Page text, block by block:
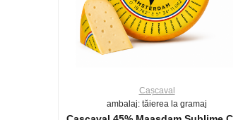
Cașcaval
ambalaj: tăierea la gramaj